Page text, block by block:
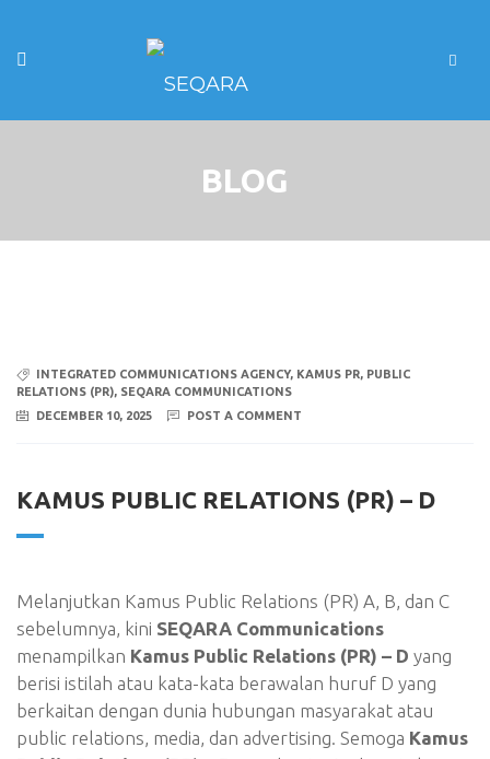
BLOG
INTEGRATED COMMUNICATIONS AGENCY, KAMUS PR, PUBLIC
RELATIONS (PR), SEQARA COMMUNICATIONS
DECEMBER 10, 2025
POST A COMMENT
KAMUS PUBLIC RELATIONS (PR) – D
Melanjutkan Kamus Public Relations (PR) A, B, dan C
sebelumnya, kini SEQARA Communications
menampilkan Kamus Public Relations (PR) – D yang
berisi istilah atau kata-kata berawalan huruf D yang
berkaitan dengan dunia hubungan masyarakat atau
public relations, media, dan advertising. Semoga Kamus